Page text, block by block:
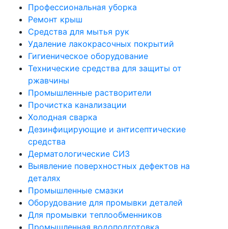
Профессиональная уборка
Ремонт крыш
Средства для мытья рук
Удаление лакокрасочных покрытий
Гигиеническое оборудование
Технические средства для защиты от
ржавчины
Промышленные растворители
Прочистка канализации
Холодная сварка
Дезинфицирующие и антисептические
средства
Дерматологические СИЗ
Выявление поверхностных дефектов на
деталях
Промышленные смазки
Оборудование для промывки деталей
Для промывки теплообменников